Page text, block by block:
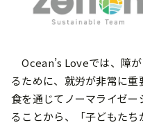
Ocean’s Loveでは、障
るために、就労が非常に
食を通じてノーマライゼ
ることから、「子どもた